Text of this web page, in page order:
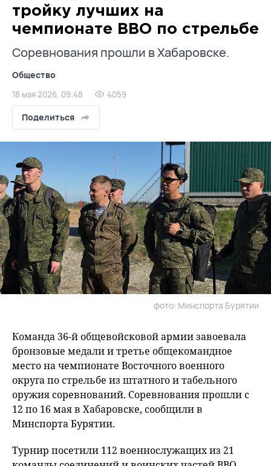
тройку лучших на
чемпионате ВВО по стрельбе
Соревнования прошли в Хабаровске.
Общество
18 мая 2026, 09:48 4059
Поделиться
фото: Минспорта Бурятии
Команда 36-й общевойсковой армии завоевала
бронзовые медали и третье общекомандное
место на чемпионате Восточного военного
округа по стрельбе из штатного и табельного
оружия соревнований. Соревнования прошли с
12 по 16 мая в Хабаровске, сообщили в
Минспорта Бурятии.
Турнир посетили 112 военнослужащих из 21